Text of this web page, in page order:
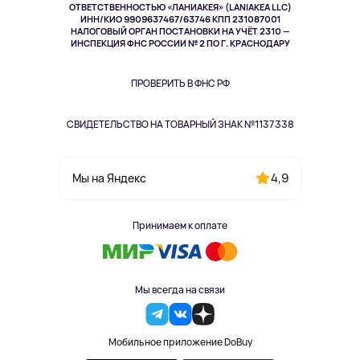
ОТВЕТСТВЕННОСТЬЮ «ЛАНИАКЕЯ» (LANIAKEA LLC)
ИНН/КИО 9909637467/63746 КПП 231087001
НАЛОГОВЫЙ ОРГАН ПОСТАНОВКИ НА УЧЁТ 2310 —
ИНСПЕКЦИЯ ФНС РОССИИ № 2 ПО Г. КРАСНОДАРУ
ПРОВЕРИТЬ В ФНС РФ
СВИДЕТЕЛЬСТВО НА ТОВАРНЫЙ ЗНАК №1137338
Мы на Яндекс 4,9
Принимаем к оплате
Мы всегда на связи
Мобильное приложение DoBuy
Здоровье питомцев
Одежда и аксессуары